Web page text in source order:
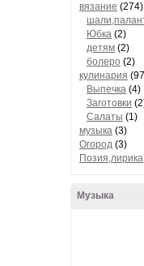
вязание (274)
Юбка (2)
детям (2)
болеро (2)
кулинария
Выпечка (4)
Заготовки
Салаты (1)
музыка (3)
Огород (3)
Позия,лирика
Музыка